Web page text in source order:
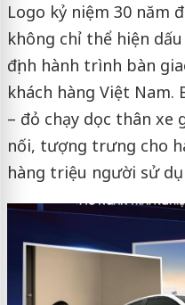
Logo kỷ niệm 30 năm
không chỉ thể hiện
định hành trình bàn
khách hàng Việt Nam.
– đỏ chạy dọc thân xe
nối, tượng trưng cho
hàng triệu người sử